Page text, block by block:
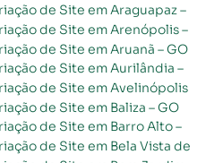
de Site em Aruanã – GO
de Site em Baliza – GO